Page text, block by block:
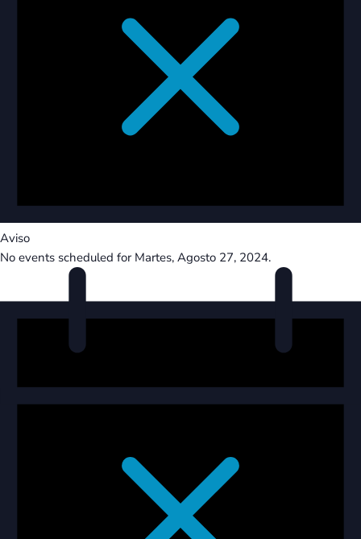
Aviso
No events scheduled for Martes, Agosto 27, 2024.